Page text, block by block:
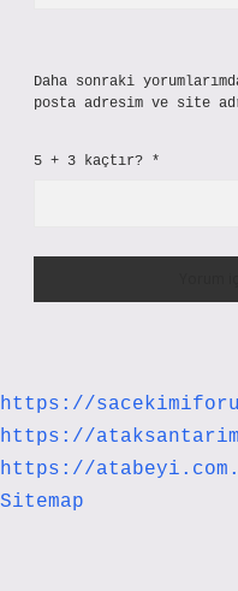
Daha sonraki
posta adresim ve site
5 + 3 kaçtır? *
https://
https://
https://
Sitemap